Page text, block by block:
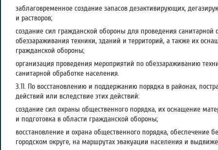
заблаговременное создание запасов дезактивирующих,
и растворов;
создание сил гражданской обороны для проведения санитарной
обеззараживания техники, зданий и территорий, а также их
гражданской обороны;
организация проведения мероприятий по обеззараживанию
санитарной обработке населения.
3.11. По восстановлению и поддержанию порядка в районах,
действий или вследствие этих действий:
создание сил охраны общественного порядка, их оснащение
и подготовка в области гражданской обороны;
восстановление и охрана общественного порядка, обеспечение
городском округе, на маршрутах эвакуации населения и